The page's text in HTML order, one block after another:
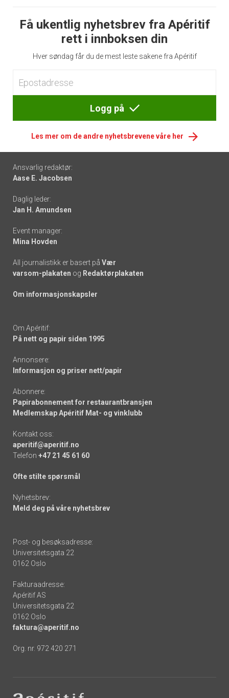
Få ukentlig nyhetsbrev fra Apéritif
rett i innboksen din
Hver søndag får du de mest leste sakene fra Apéritif
Logg på
Les mer om de andre nyhetsbrevene våre her
Footer
-
links
Ansvarlig redaktør:
Aase E. Jacobsen
Daglig leder:
Jan H. Amundsen
Event manager:
Mina Hovden
All journalistikk er basert på Vær
varsom-plakaten og Redaktørplakaten
Om informasjonskapsler
Om Apéritif:
På nett og papir siden 1995
Annonsere:
Informasjon og priser nett/papir
Abonnere:
Papirabonnement for restaurantbransjen
Medlemskap Apéritif Mat- og vinklubb
Kontakt oss:
aperitif@aperitif.no
Telefon +47 21 45 61 60
Ofte stilte spørsmål
Nyhetsbrev:
Meld deg på våre nyhetsbrev
Post- og besøksadresse:
Universitetsgata 22
0162 Oslo
Fakturaadresse:
Apéritif AS
Universitetsgata 22
0162 Oslo
faktura@aperitif.no
Org. nr. 972 420 271